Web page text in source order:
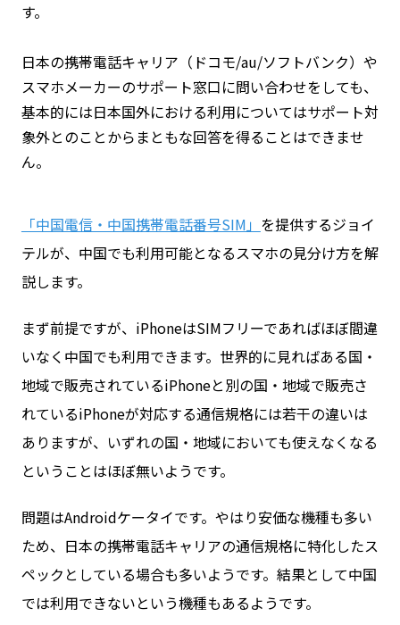
す。
日本の携帯電話キャリア（ドコモ/au/ソフトバンク）や
スマホメーカーのサポート窓口に問い合わせをしても、
基本的には日本国外における利用についてはサポート対
象外とのことからまともな回答を得ることはできませ
ん。
「中国電信・中国携帯電話番号SIM」 を提供するジョイ
テルが、中国でも利用可能となるスマホの見分け方を解
説します。
まず前提ですが、iPhoneはSIMフリーであればほぼ間違
いなく中国でも利用できます。世界的に見ればある国・
地域で販売されているiPhoneと別の国・地域で販売さ
れているiPhoneが対応する通信規格には若干の違いは
ありますが、いずれの国・地域においても使えなくなる
ということはほぼ無いようです。
問題はAndroidケータイです。やはり安価な機種も多い
ため、日本の携帯電話キャリアの通信規格に特化したス
ペックとしている場合も多いようです。結果として中国
では利用できないという機種もあるようです。